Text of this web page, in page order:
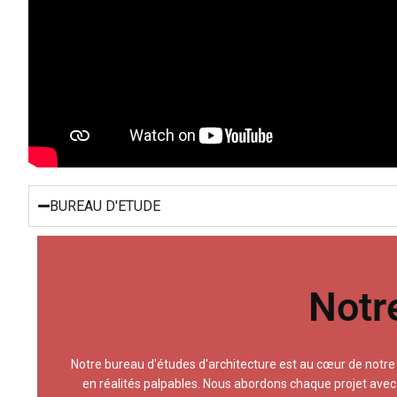
BUREAU D'ETUDE
Notre bureau d'études d'architecture est au cœur de
en réalités palpables. Nous abordons chaque projet
Notre bureau d'études d'architecture est au cœur de
en réalités palpables. Nous abordons chaque projet
fonctionnalité et esthétique,